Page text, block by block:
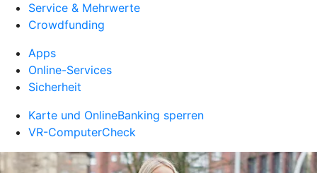
Service & Mehrwerte
Crowdfunding
Apps
Online-Services
Sicherheit
Karte und OnlineBanking sperren
VR-ComputerCheck